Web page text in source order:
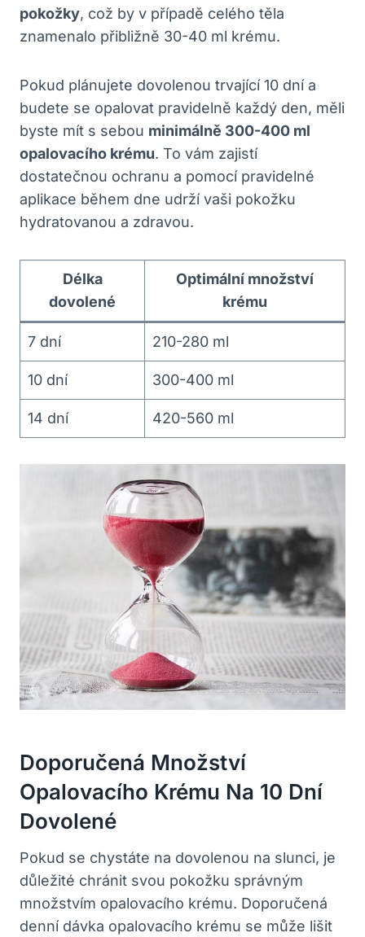
pokožky, což by v případě celého těla
znamenalo přibližně 30-40 ml krému.
Pokud plánujete dovolenou trvající 10 dní a
budete se opalovat pravidelně každý den, měli
byste mít s sebou minimálně 300-400 ml
opalovacího krému. To vám zajistí
dostatečnou ochranu a pomocí pravidelné
aplikace během dne udrží vaši pokožku
hydratovanou a zdravou.
Délka
dovolené
Optimální množství
krému
7 dní 210-280 ml
10 dní 300-400 ml
14 dní 420-560 ml
Doporučená Množství
Opalovacího Krému Na 10 Dní
Dovolené
Pokud se chystáte na dovolenou na slunci, je
důležité chránit svou pokožku správným
množstvím opalovacího krému. Doporučená
denní dávka opalovacího krému se může lišit